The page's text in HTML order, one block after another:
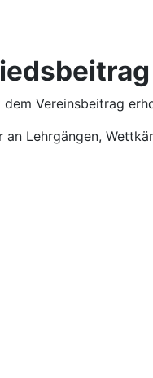
Vereinsbeitrag
Lehrgängen,